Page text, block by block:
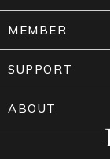
MEMBER
SUPPORT
ABOUT